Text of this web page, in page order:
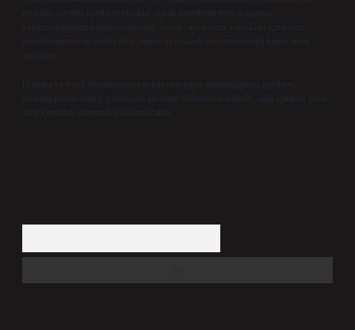
nedenle, sitedeki içerikleri proaktif olarak denetleme veya araştırma
yükümlülüğümüz bulunmamaktadır. Ancak, üyelerimiz yazdıkları içeriklerin
sorumluluğunu taşımakta olup, siteye üye olarak bu sorumluluğu kabul etmiş
sayılırlar.
Hukuka ve yasal düzenlemelere aykırı olduğunu düşündüğünüz içerikleri,
backlinkpanelicomtr@gmail.com adresine bildirmeniz halinde, ilgili içerikler yasal
süre içerisinde sitemizden kaldırılacaktır.